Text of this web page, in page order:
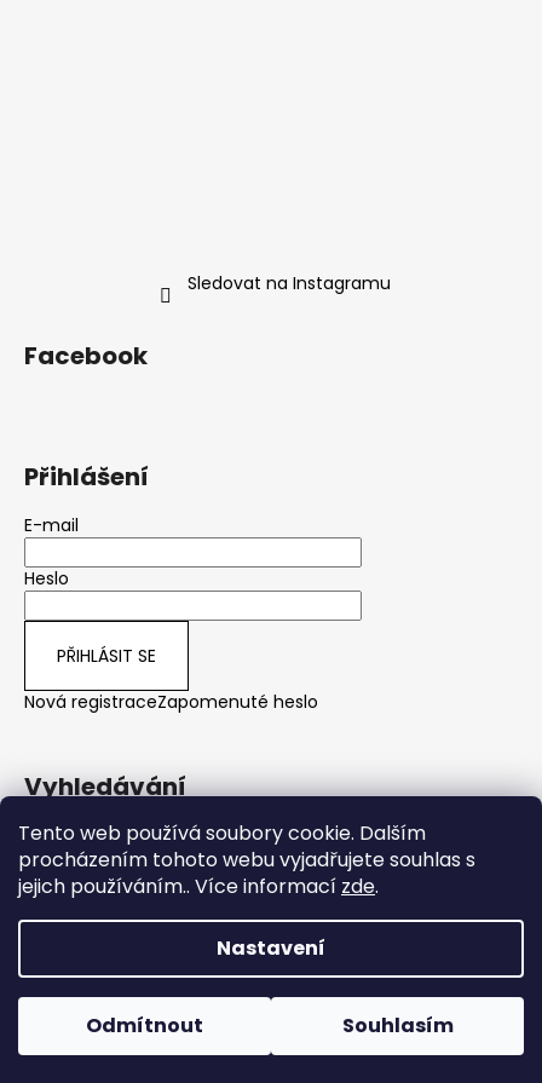
Tento web používá soubory cookie. Dalším
procházením tohoto webu vyjadřujete souhlas s
jejich používáním.. Více informací zde.
Nastavení
Odmítnout Souhlasím
Sledovat na Instagramu
Facebook
Přihlášení
E-mail
Heslo
PŘIHLÁSIT SE
Nová registraceZapomenuté heslo
Vyhledávání
HLEDAT
Copyright 2026Perfekt-víno.cz. Všechna práva